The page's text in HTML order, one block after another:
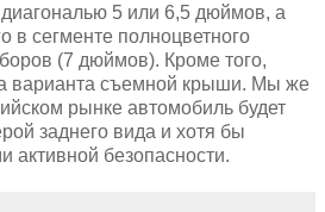
5 или 6,5 дюймов, а
в сегменте полноцветного
(7 дюймов). Кроме того,
варианта съемной крыши. Мы же
рынке автомобиль будет
заднего вида и хотя бы
активной безопасности.